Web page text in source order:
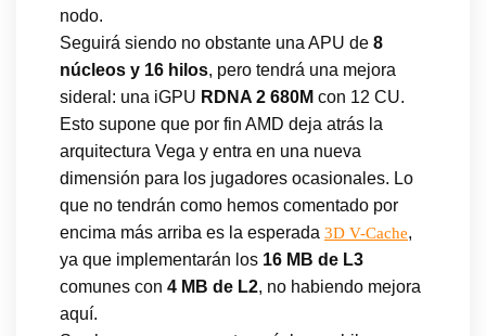
nodo.
Seguirá siendo no obstante una APU de 8
núcleos y 16 hilos, pero tendrá una mejora
sideral: una iGPU RDNA 2 680M con 12 CU.
Esto supone que por fin AMD deja atrás la
arquitectura Vega y entra en una nueva
dimensión para los jugadores ocasionales. Lo
que no tendrán como hemos comentado por
encima más arriba es la esperada 3D V-Cache,
ya que implementarán los 16 MB de L3
comunes con 4 MB de L2, no habiendo mejora
aquí.